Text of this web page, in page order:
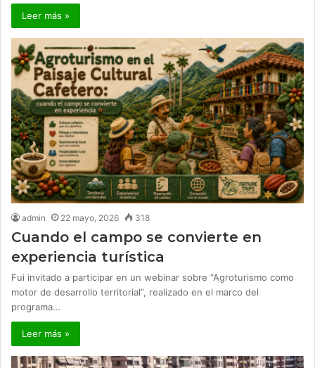
Leer más »
admin 22 mayo, 2026 318
Cuando el campo se convierte en
experiencia turística
Fui invitado a participar en un webinar sobre “Agroturismo como
motor de desarrollo territorial”, realizado en el marco del
programa…
Leer más »